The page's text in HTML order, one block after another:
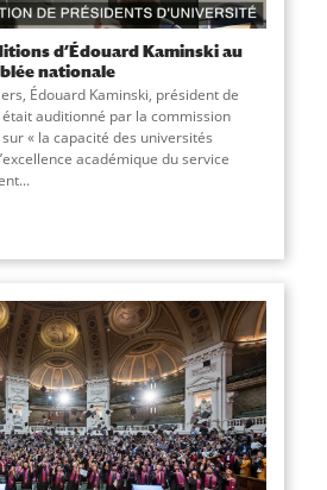
d’Édouard Kaminski au
nationale
Édouard Kaminski, président de
était auditionné par la commission
« la capacité des universités
académique du service
...